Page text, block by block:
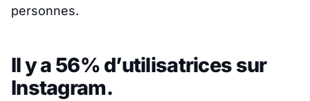
personnes.
Il y a 56% d’utilisatrices sur
Instagram.